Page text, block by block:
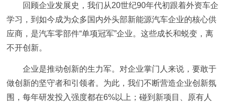
回顾企业发展史，我们从20世纪90年代初跟着外资车企
学习，到如今成为众多国内外头部新能源汽车企业的核心供
应商，是汽车零部件“单项冠军”企业。这些成长和蜕变，离
不开创新。
企业是推动创新的生力军。对企业掌门人来说，要敢于
做创新的坚守者和引领者。为此，我们不断营造企业创新氛
围，每年研发投入强度都在6%以上；碰到新项目、原有人